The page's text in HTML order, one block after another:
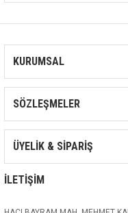
KURUMSAL
SÖZLEŞMELER
ÜYELİK & SİPARİŞ
İLETİŞİM